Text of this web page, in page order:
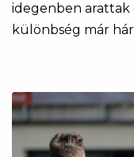
idegenben arattak
különbség már